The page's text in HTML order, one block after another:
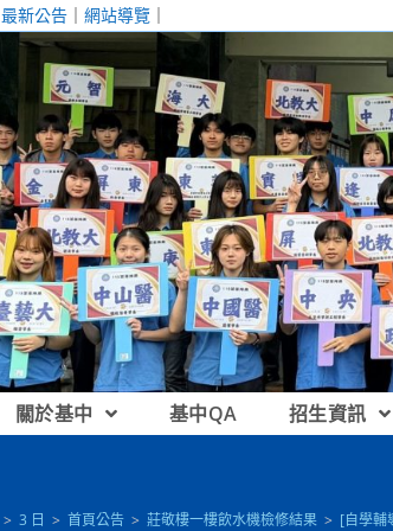
最新公告 ｜ 網站導覽 ｜
關於基中 基中QA 招生資訊
> 3 日 > 首頁公告 > 莊敬樓一樓飲水機檢修結果 > [自學輔